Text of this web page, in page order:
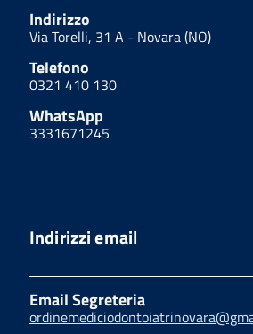
Indirizzo
Via Torelli, 31 A - Novara (NO)
Telefono
0321 410 130
WhatsApp
3331671245
Indirizzi email
Email Segreteria